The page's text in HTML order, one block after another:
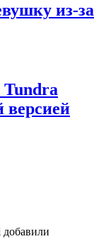
из-за
версией